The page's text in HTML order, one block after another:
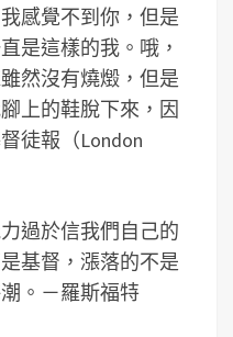
感覺不到你，但是
是這樣的我。哦，
然沒有燒燬，但是
上的鞋脫下來，因
徒報（London
過於信我們自己的
基督，漲落的不是
。－羅斯福特